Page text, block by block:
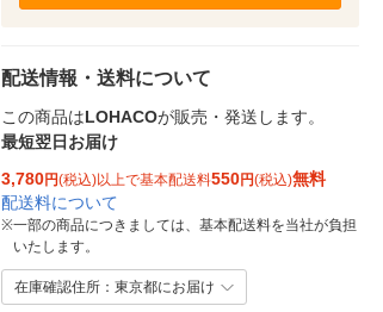
配送情報・送料について
この商品はLOHACOが販売・発送します。
最短翌日お届け
3,780円(税込)以上で基本配送料550円(税込)無料
配送料について
※一部の商品につきましては、基本配送料を当社が負担
いたします。
在庫確認住所：東京都にお届け